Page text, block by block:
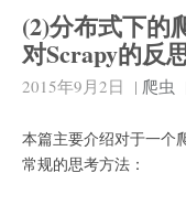
(2)分布式下的
对Scrapy的反
2015年9月2日 | 爬虫
本篇主要介绍对于一个
常规的思考方法：